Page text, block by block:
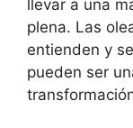
llevar a una
plena. Las
entienden y
pueden ser